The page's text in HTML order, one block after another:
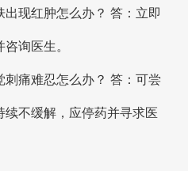
现红肿怎么办？ 答：立即
询医生。
痛难忍怎么办？ 答：可尝
不缓解，应停药并寻求医